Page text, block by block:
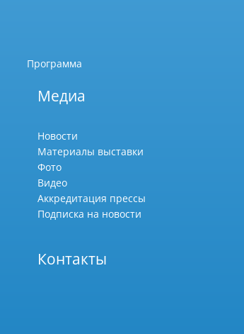
Программа
Медиа
Новости
Материалы выставки
Фото
Видео
Аккредитация прессы
Подписка на новости
Контакты